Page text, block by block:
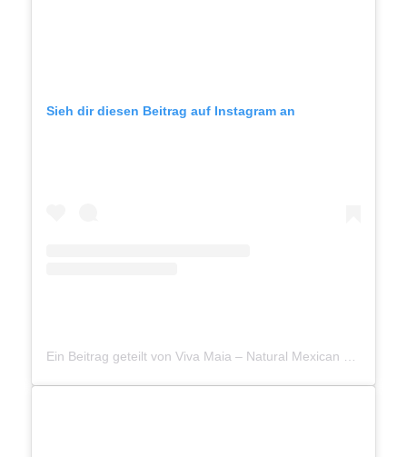
Sieh dir diesen Beitrag auf Instagram an
Ein Beitrag geteilt von Viva Maia – Natural Mexican Skincare (@vivamaia.beauty)